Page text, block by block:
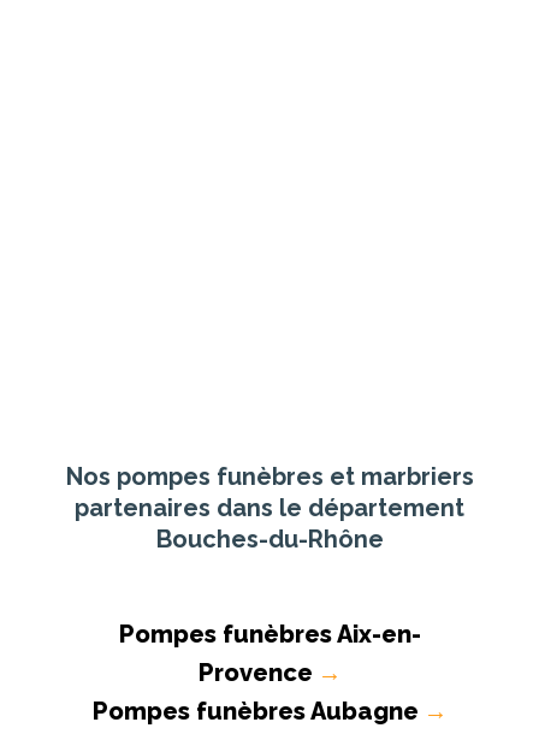
Nos pompes funèbres et marbriers
partenaires dans le département
Bouches-du-Rhône
Pompes funèbres Aix-en-
Provence →
Pompes funèbres Aubagne →